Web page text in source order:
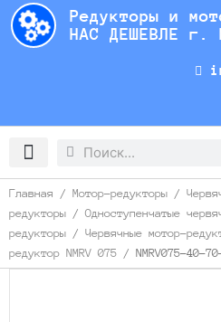
Перейти
содержимому
Редукторы и
НАС ДЕШЕВЛЕ г.
Search
Search
Главная / Мотор-редукторы /
редукторы / Одноступенчатые
редукторы / Червячные мотор-
редуктор NMRV 075 / NMRV075-40-